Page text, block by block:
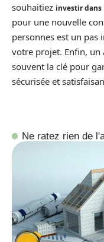
souhaitiez investir
pour une nouvelle
personnes est un pas
votre projet. Enfin, un
souvent la clé pour
sécurisée et
Ne ratez rien de